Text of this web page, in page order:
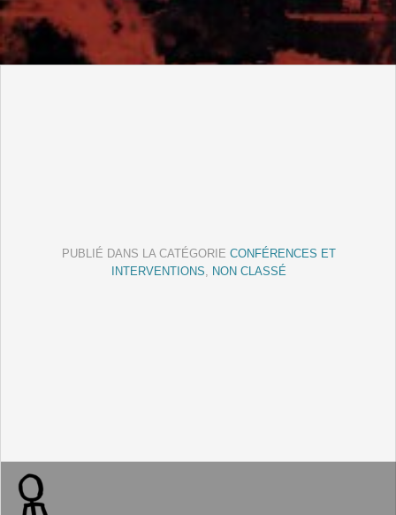
PUBLIÉ DANS LA CATÉGORIE CONFÉRENCES ET
INTERVENTIONS, NON CLASSÉ